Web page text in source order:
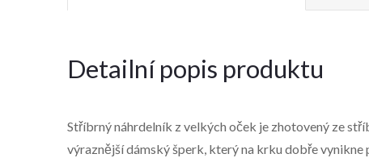
Detailní popis produktu
Stříbrný náhrdelník z velkých oček je zhotovený ze
výraznější dámský šperk, který na krku dobře vynikne